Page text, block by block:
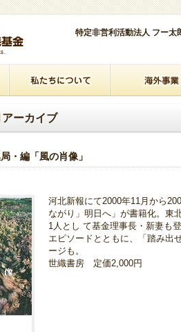
特定非営利活動法人 フー
ーカイブ
・編「風の肖像」
河北新報にて2000年11月から
ながり」明日へ」が書籍化。東
1人とし て基金理事長・新妻も
エピソードとともに、「踏み出
ージも。
世織書房 定価2,000円